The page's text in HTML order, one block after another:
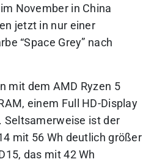
November in China
jetzt in nur einer
“Space Grey” nach
mit dem AMD Ryzen 5
einem Full HD-Display
Seltsamerweise ist der
mit 56 Wh deutlich größer
das mit 42 Wh